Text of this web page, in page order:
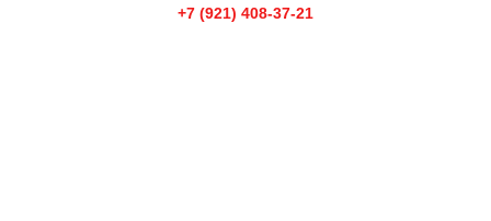
+7 (921) 408-37-21